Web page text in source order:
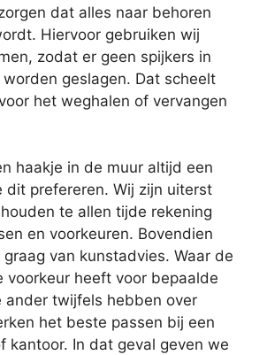
dat alles naar behoren
Hiervoor gebruiken wij
zodat er geen spijkers in
geslagen. Dat scheelt
het weghalen of vervangen
haakje in de muur altijd een
dit prefereren. Wij zijn uiterst
te allen tijde rekening
en voorkeuren. Bovendien
van kunstadvies. Waar de
voorkeur heeft voor bepaalde
ander twijfels hebben over
het beste passen bij een
kantoor. In dat geval geven we